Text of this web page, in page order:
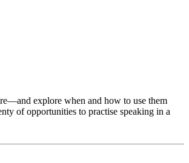
explore when and how to use them
of opportunities to practise speaking in a